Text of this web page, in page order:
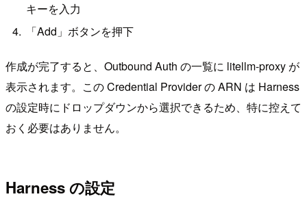
キーを入力
「Add」ボタンを押下
作成が完了すると、Outbound Auth の一覧に litellm-proxy が
表示されます。この Credential Provider の ARN は Harness
の設定時にドロップダウンから選択できるため、特に控えて
おく必要はありません。
Harness の設定